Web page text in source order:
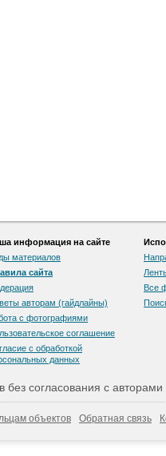
информация на сайте
материалов
сайта
авторам (гайдлайны)
с фотографиями
соглашение
с обработкой
данных
Все
согласования с
объектов Обратная связь